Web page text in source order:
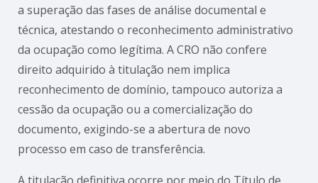
a superação das fases de análise documental e
técnica, atestando o reconhecimento administrativo
da ocupação como legítima. A CRO não confere
direito adquirido à titulação nem implica
reconhecimento de domínio, tampouco autoriza a
cessão da ocupação ou a comercialização do
documento, exigindo-se a abertura de novo
processo em caso de transferência.